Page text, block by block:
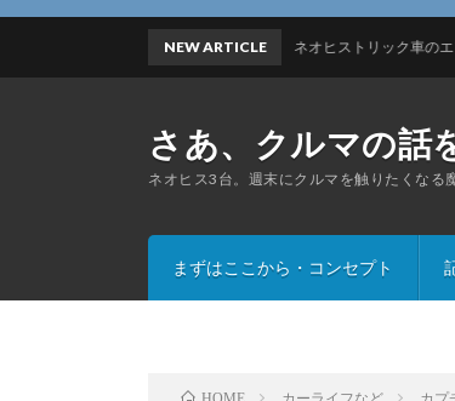
さあ、クルマの話
ネオヒス3台。週末にクルマを触りたくなる
まずはここから・コンセプト
NEW ARTICLE
ネオヒストリック車のエアコン事情
HOME